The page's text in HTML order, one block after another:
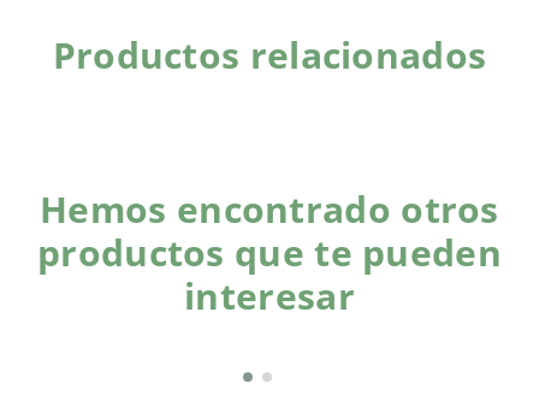
Productos relacionados
Hemos encontrado otros
productos que te pueden
interesar